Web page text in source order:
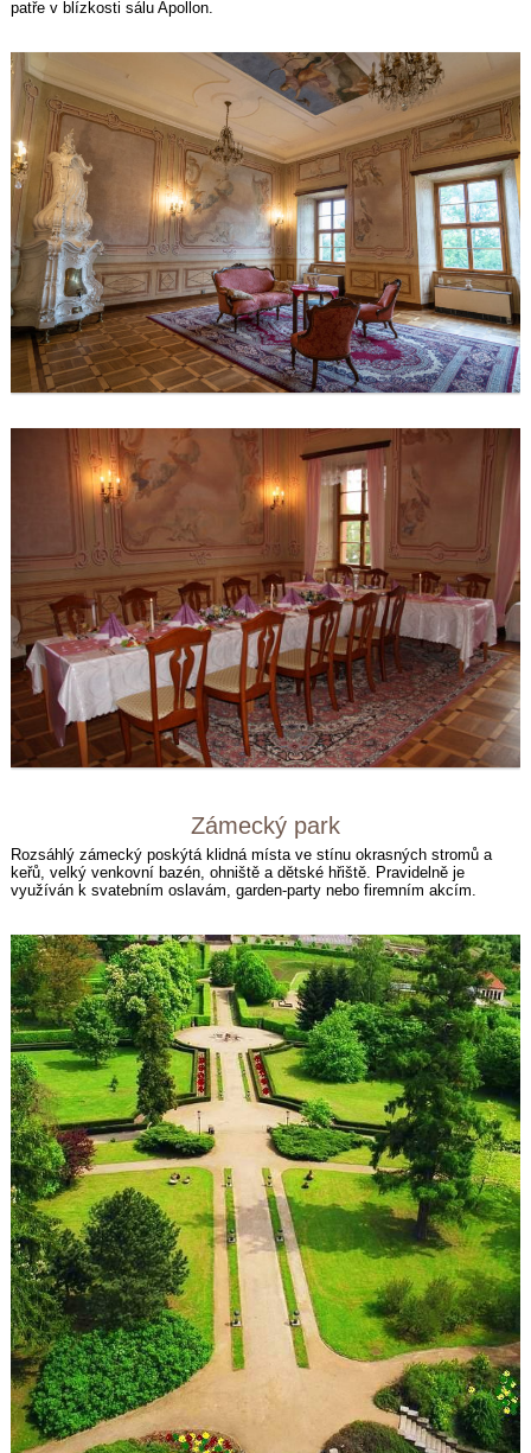
patře v blízkosti sálu Apollon.
Zámecký park
Rozsáhlý zámecký poskýtá klidná místa ve stínu okrasných stromů a
keřů, velký venkovní bazén, ohniště a dětské hřiště. Pravidelně je
využíván k svatebním oslavám, garden-party nebo firemním akcím.